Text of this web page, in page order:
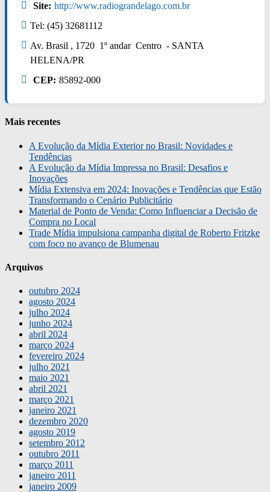
Site: http://www.radiograndelago.com.br
Tel: (45) 32681112
Av. Brasil , 1720 1º andar Centro - SANTA
HELENA/PR
CEP: 85892-000
Mais recentes
A Evolução da Mídia Exterior no Brasil: Novidades e
Tendências
A Evolução da Mídia Impressa no Brasil: Desafios e
Inovações
Mídia Extensiva em 2024: Inovações e Tendências que Estão
Transformando o Cenário Publicitário
Material de Ponto de Venda: Como Influenciar a Decisão de
Compra no Local
Trade Mídia impulsiona campanha digital de Roberto Fritzke
com foco no avanço de Blumenau
Arquivos
outubro 2024
agosto 2024
julho 2024
junho 2024
abril 2024
março 2024
fevereiro 2024
julho 2021
maio 2021
abril 2021
março 2021
janeiro 2021
dezembro 2020
agosto 2019
setembro 2012
outubro 2011
março 2011
janeiro 2011
janeiro 2009